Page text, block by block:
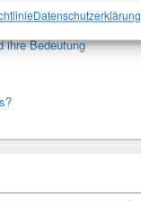
Datenschutzerklärung
ihre Bedeutung